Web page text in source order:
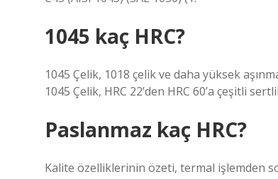
1045 kaç HRC?
1045 Çelik, 1018 çelik ve daha yüksek
1045 Çelik, HRC 22’den HRC 60’a çeşitli
Paslanmaz kaç HRC?
Kalite özelliklerinin özeti, termal işlemden